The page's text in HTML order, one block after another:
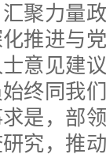
聚力量
推进与
意见建
终同我
是，部
究，推